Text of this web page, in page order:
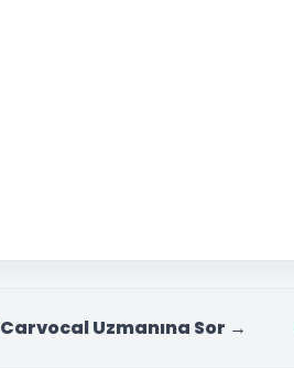
Carvocal Uzmanına Sor →